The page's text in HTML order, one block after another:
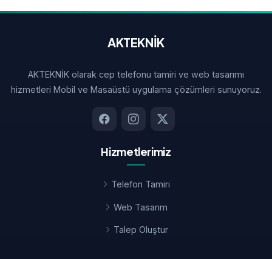
AKTEKNİK
AKTEKNİK olarak cep telefonu tamiri ve web tasarımı
hizmetleri Mobil ve Masaüstü uygulama çözümleri sunuyoruz.
Hizmetlerimiz
Telefon Tamiri
Web Tasarım
Talep Oluştur